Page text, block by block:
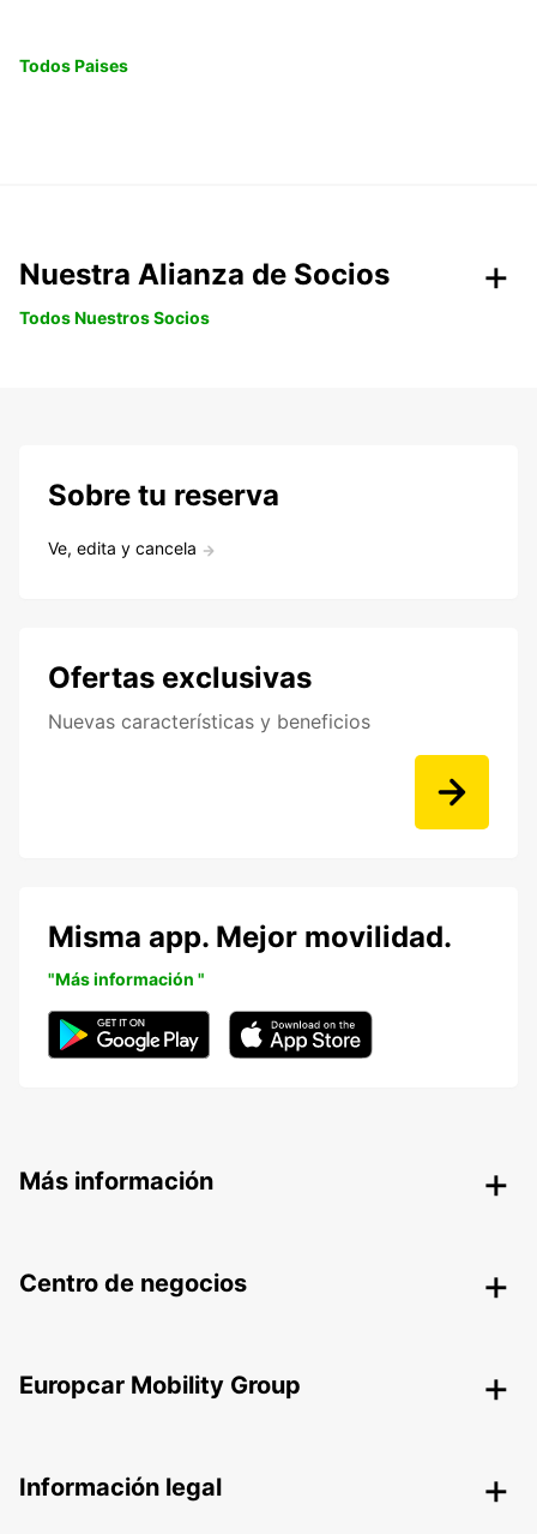
Todos Paises
Nuestra Alianza de Socios
Todos Nuestros Socios
Sobre tu reserva
Ve, edita y cancela
Ofertas exclusivas
Nuevas características y beneficios
Misma app. Mejor movilidad.
"Más información "
Más información
Centro de negocios
Europcar Mobility Group
Información legal